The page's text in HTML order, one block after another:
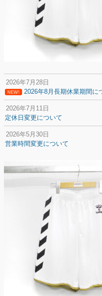
2026年7月28日
NEW! 2026年8月長期休業期間に
2026年7月11日
定休日変更について
2026年5月30日
営業時間変更について
納期遅延について
2025年12月11日
年末年始の休業期間について